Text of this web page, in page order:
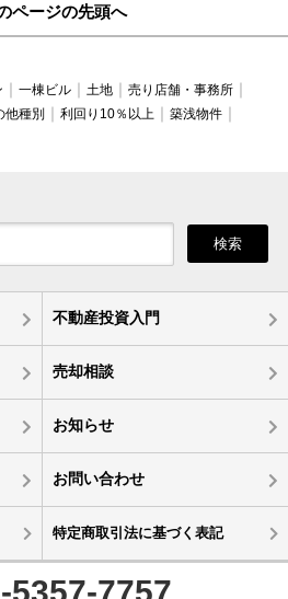
ページの先頭へ
一棟ビル 土地
売り店舗・事務所
他種別 利回り10％以上
築浅物件
検索
不動産投資入門
売却相談
お知らせ
お問い合わせ
特定商取引法に基づく表記
5357-7757